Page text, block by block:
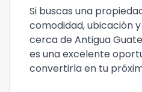
Si buscas una
comodidad, ubicación
cerca de Antigua
es una excelente
convertirla en tu